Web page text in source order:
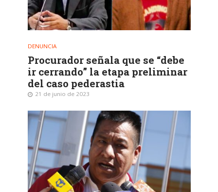
DENUNCIA
Procurador señala que se “debe
ir cerrando” la etapa preliminar
del caso pederastia
21 de junio de 2023